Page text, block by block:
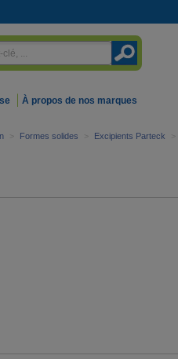
À propos de nos marques
> Formes solides > Excipients Parteck
>